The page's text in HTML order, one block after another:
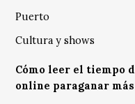
Puerto
Cultura y shows
Cómo leer el tiempo
online paraganar